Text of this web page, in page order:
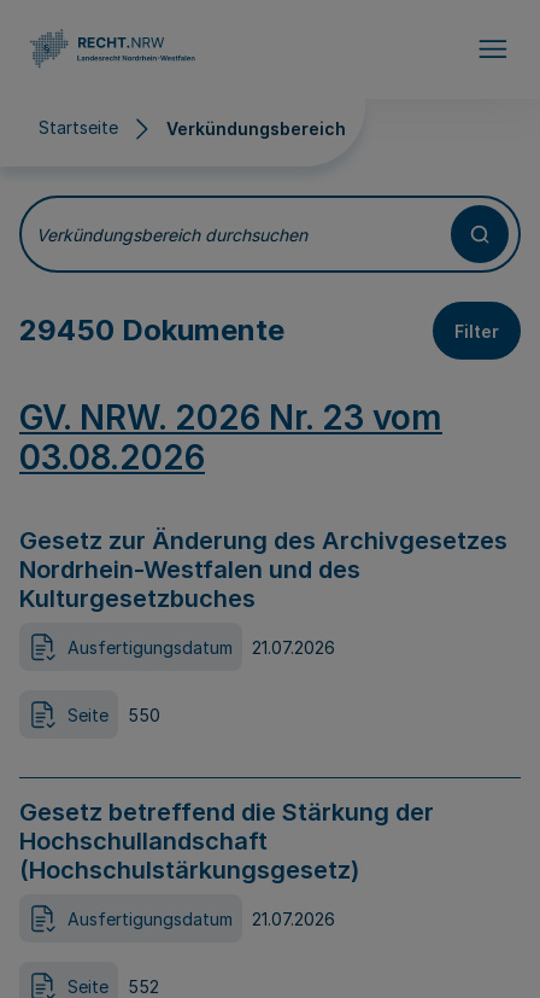
Startseite Verkündungsbereich
Verkündungsbereich
Verkündungsbereich durchsuchen
29450 Dokumente Filter
GV. NRW. 2026 Nr. 23 vom
03.08.2026
Gesetz zur Änderung des Archivgesetzes
Nordrhein-Westfalen und des
Kulturgesetzbuches
Ausfertigungsdatum 21.07.2026
Seite 550
Gesetz betreffend die Stärkung der
Hochschullandschaft
(Hochschulstärkungsgesetz)
Ausfertigungsdatum 21.07.2026
Seite 552